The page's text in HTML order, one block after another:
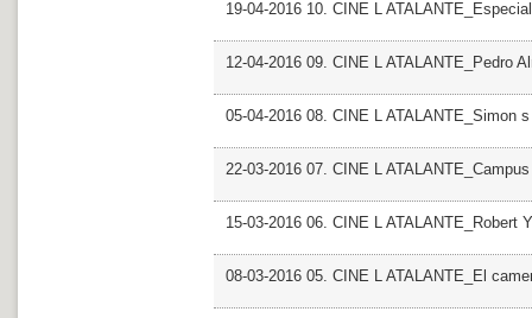
19-04-2016 10. CINE L
12-04-2016 09. CINE L ATALANTE_Pedro
05-04-2016 08. CINE L ATALANTE_Simon
22-03-2016 07. CINE L
15-03-2016 06. CINE L ATALANTE_Robert
08-03-2016 05. CINE L ATALANTE_El